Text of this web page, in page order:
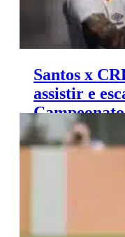
Santos x
assistir e
(17/11)